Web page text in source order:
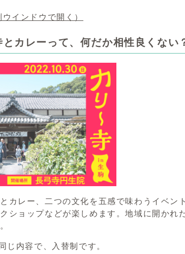
ウインドウで開く）
カレーって、何だか相性良くない
カレー、二つの文化を五感で味わうイベン
ショップなどが楽しめます。地域に開かれ
じ内容で、入替制です。